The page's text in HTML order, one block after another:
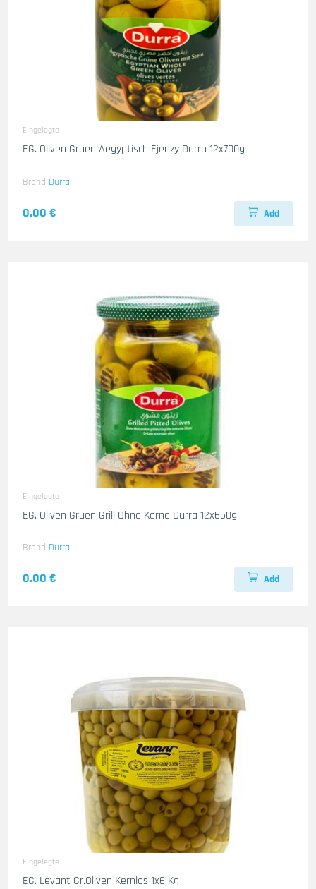
Eingelegte
EG. Oliven Gruen Aegyptisch Ejeezy Durra 12x700g
Brand Durra
0.00 € Add
Eingelegte
EG. Oliven Gruen Grill Ohne Kerne Durra 12x650g
Brand Durra
0.00 € Add
Eingelegte
EG. Levant Gr.Oliven Kernlos 1x6 Kg